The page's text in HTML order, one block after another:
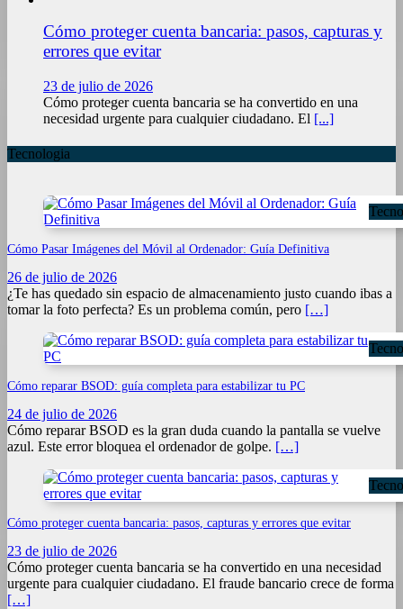
Cómo proteger cuenta bancaria: pasos, capturas y
errores que evitar
23 de julio de 2026
Cómo proteger cuenta bancaria se ha convertido en una
necesidad urgente para cualquier ciudadano. El [...]
Tecnologia
Cómo Pasar Imágenes del Móvil al Ordenador: Guía Definitiva
26 de julio de 2026
¿Te has quedado sin espacio de almacenamiento justo cuando ibas a
tomar la foto perfecta? Es un problema común, pero […]
Cómo reparar BSOD: guía completa para estabilizar tu PC
24 de julio de 2026
Cómo reparar BSOD es la gran duda cuando la pantalla se vuelve
azul. Este error bloquea el ordenador de golpe. […]
Cómo proteger cuenta bancaria: pasos, capturas y errores que evitar
23 de julio de 2026
Cómo proteger cuenta bancaria se ha convertido en una necesidad
urgente para cualquier ciudadano. El fraude bancario crece de forma
[…]